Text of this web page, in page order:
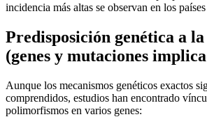
incidencia más altas se observan en los
Predisposición genética a
(genes y mutaciones
Aunque los mecanismos genéticos exactos
comprendidos, estudios han encontrado
polimorfismos en varios genes: